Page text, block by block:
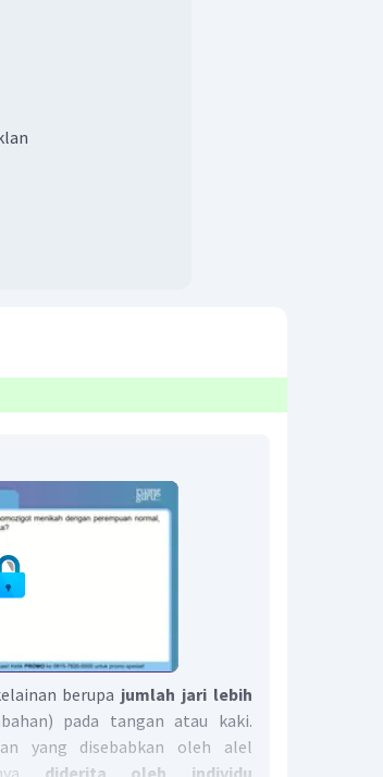
berupa jumlah jari lebih
pada tangan atau kaki.
yang disebabkan oleh alel
diderita oleh individu